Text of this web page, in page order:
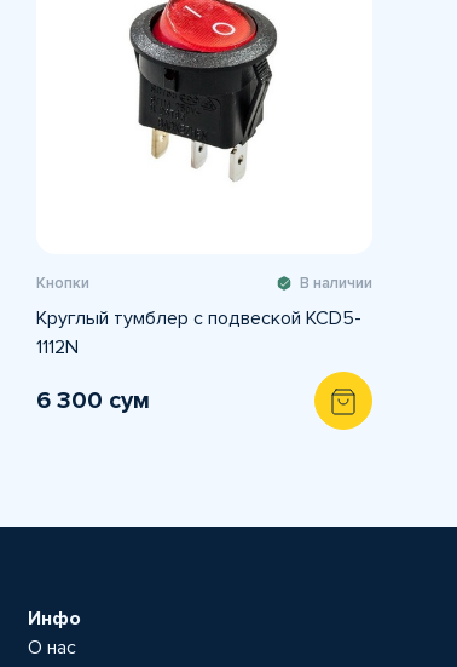
Кнопки В наличии
Круглый тумблер с подвеской KCD5-
1112N
6 300 сум
Инфо
О нас